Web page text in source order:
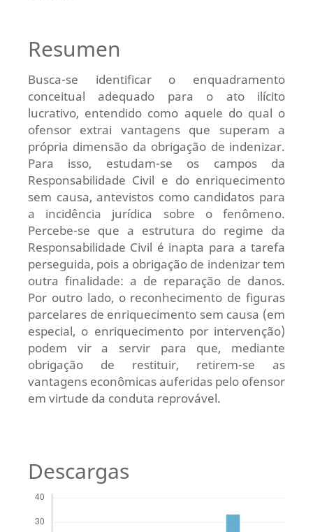
Resumen
Busca-se identificar o enquadramento
conceitual adequado para o ato ilícito
lucrativo, entendido como aquele do qual o
ofensor extrai vantagens que superam a
própria dimensão da obrigação de indenizar.
Para isso, estudam-se os campos da
Responsabilidade Civil e do enriquecimento
sem causa, antevistos como candidatos para
a incidência jurídica sobre o fenômeno.
Percebe-se que a estrutura do regime da
Responsabilidade Civil é inapta para a tarefa
perseguida, pois a obrigação de indenizar tem
outra finalidade: a de reparação de danos.
Por outro lado, o reconhecimento de figuras
parcelares de enriquecimento sem causa (em
especial, o enriquecimento por intervenção)
podem vir a servir para que, mediante
obrigação de restituir, retirem-se as
vantagens econômicas auferidas pelo ofensor
em virtude da conduta reprovável.
Descargas